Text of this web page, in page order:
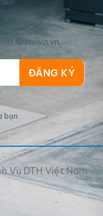
từ inviva.vn
bạn.
Vụ DTH Việt Nam